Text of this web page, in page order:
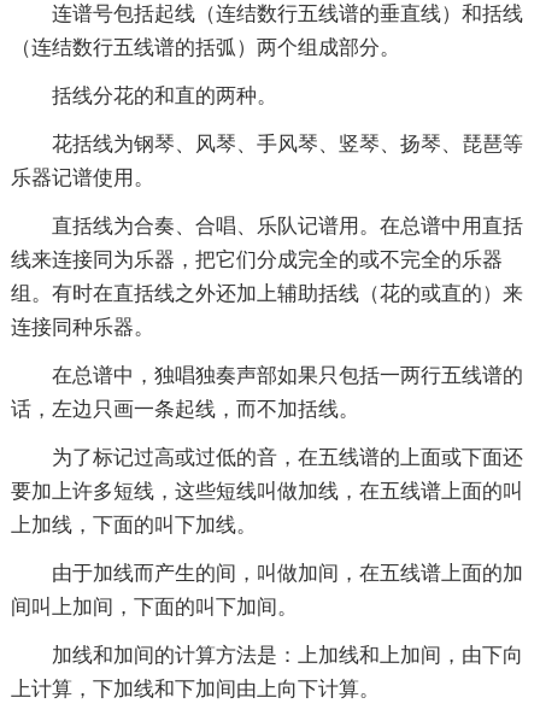
连谱号包括起线（连结数行五线谱的垂直线）和括线
（连结数行五线谱的括弧）两个组成部分。
括线分花的和直的两种。
花括线为钢琴、风琴、手风琴、竖琴、扬琴、琵琶等
乐器记谱使用。
直括线为合奏、合唱、乐队记谱用。在总谱中用直括
线来连接同为乐器，把它们分成完全的或不完全的乐器
组。有时在直括线之外还加上辅助括线（花的或直的）来
连接同种乐器。
在总谱中，独唱独奏声部如果只包括一两行五线谱的
话，左边只画一条起线，而不加括线。
为了标记过高或过低的音，在五线谱的上面或下面还
要加上许多短线，这些短线叫做加线，在五线谱上面的叫
上加线，下面的叫下加线。
由于加线而产生的间，叫做加间，在五线谱上面的加
间叫上加间，下面的叫下加间。
加线和加间的计算方法是：上加线和上加间，由下向
上计算，下加线和下加间由上向下计算。